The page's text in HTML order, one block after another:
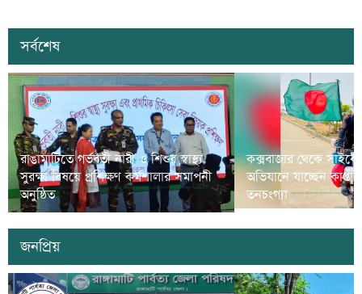
সর্বশেষ
রাঙামাটিতে গর্ভবতী নারী ও শিশুর স্বাস্থ্য
সুরক্ষা বিষয়ে প্রশিক্ষণ কর্মশালার সমাপনী
অনুষ্ঠিত
কক্সবাজার থেকে
অভিযানে যাচ্ছেন
তনচংগ্যা
জনপ্রিয়